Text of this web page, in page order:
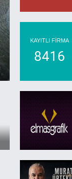
KAYITLI FİRMA
8416